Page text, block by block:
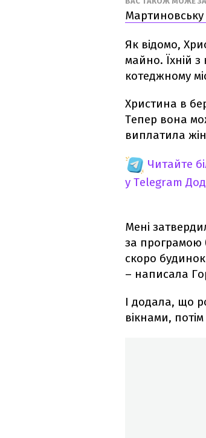
Як відомо,
майно. Їхній
котеджному
Христина в
Тепер вона
виплатила
Читайте
у Telegram
Мені
за програмою
скоро
– написала
І додала, що
вікнами,